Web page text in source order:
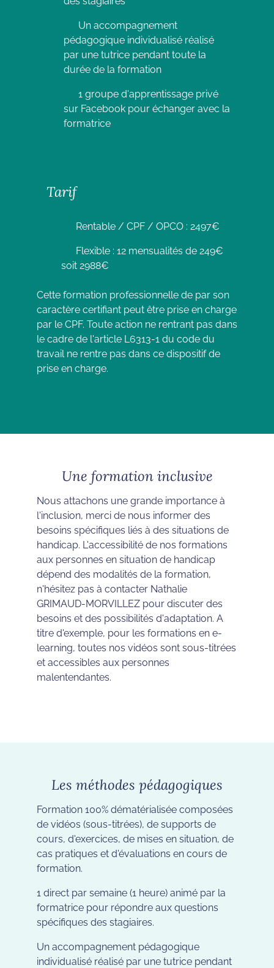
Un accompagnement
pédagogique individualisé réalisé
par une tutrice pendant toute la
durée de la formation
1 groupe d'apprentissage privé
sur Facebook pour échanger avec la
formatrice
Tarif
Rentable / CPF / OPCO : 2497€
Flexible : 12 mensualités de 249€
soit 2988€
Cette formation professionnelle de par son
caractère certifiant peut être prise en charge
par le CPF. Toute action ne rentrant pas dans
le cadre de l'article L6313-1 du code du
travail ne rentre pas dans ce dispositif de
prise en charge.
Une formation inclusive
Nous attachons une grande importance à
l'inclusion, merci de nous informer des
besoins spécifiques liés à des situations de
handicap. L'accessibilité de nos formations
aux personnes en situation de handicap
dépend des modalités de la formation,
n'hésitez pas à contacter Nathalie
GRIMAUD-MORVILLEZ pour discuter des
besoins et des possibilités d'adaptation. A
titre d'exemple, pour les formations en e-
learning, toutes nos vidéos sont sous-titrées
et accessibles aux personnes
malentendantes.
Les méthodes pédagogiques
Formation 100% dématérialisée composées
de vidéos (sous-titrées), de supports de
cours, d'exercices, de mises en situation, de
cas pratiques et d'évaluations en cours de
formation.
1 direct par semaine (1 heure) animé par la
formatrice pour répondre aux questions
spécifiques des stagiaires.
Un accompagnement pédagogique
individualisé réalisé par une tutrice pendant